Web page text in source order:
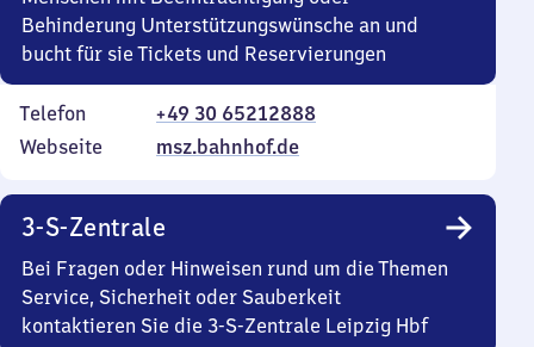
Behinderung Unterstützungswünsche an und
bucht für sie Tickets und Reservierungen
Telefon
+49 30 65212888
Webseite
msz.bahnhof.de
3-S-Zentrale
Bei Fragen oder Hinweisen rund um die Themen
Service, Sicherheit oder Sauberkeit
kontaktieren Sie die 3-S-Zentrale Leipzig Hbf